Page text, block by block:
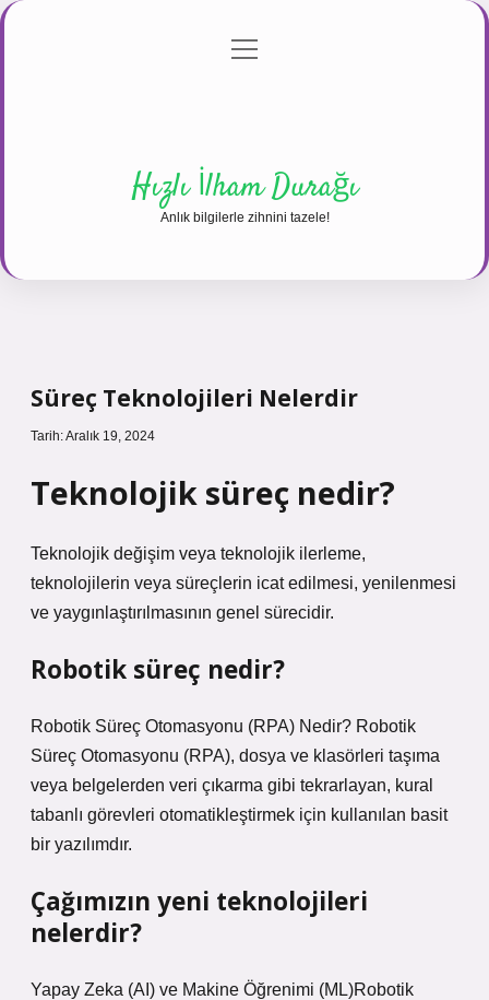
Gizlilik Politikası
menüyü
Hızlı İlham Durağı
Anlık bilgilerle zihnini tazele!
Süreç Teknolojileri Nelerdir
Tarih: Aralık 19, 2024
Teknolojik süreç nedir?
Teknolojik değişim veya teknolojik ilerleme,
teknolojilerin veya süreçlerin icat edilmesi, yenilenmesi
ve yaygınlaştırılmasının genel sürecidir.
Robotik süreç nedir?
Robotik Süreç Otomasyonu (RPA) Nedir? Robotik
Süreç Otomasyonu (RPA), dosya ve klasörleri taşıma
veya belgelerden veri çıkarma gibi tekrarlayan, kural
tabanlı görevleri otomatikleştirmek için kullanılan basit
bir yazılımdır.
Çağımızın yeni teknolojileri
nelerdir?
Yapay Zeka (AI) ve Makine Öğrenimi (ML)Robotik